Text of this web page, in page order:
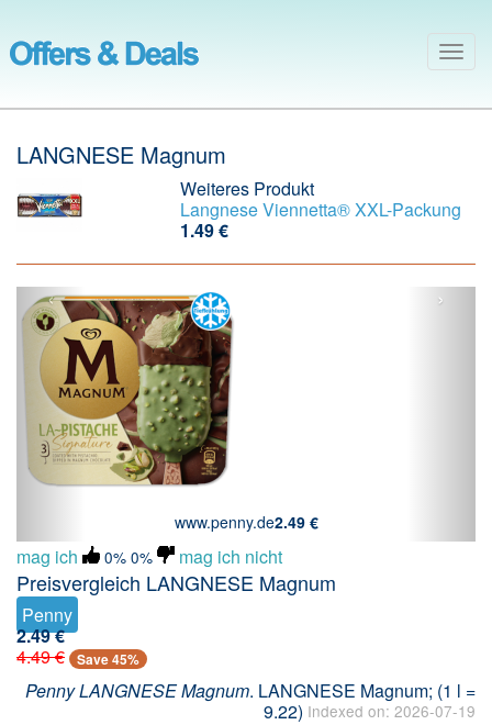
LANGNESE Magnum
Weiteres Produkt
Langnese Viennetta® XXL-Packung
1.49 €
www.penny.de2.49 €
‹ ›
mag ich 0% 0% mag ich nicht
Preisvergleich LANGNESE Magnum
Penny
2.49 €
4.49 €
Save 45%
Penny LANGNESE Magnum. LANGNESE Magnum; (1 l =
9.22) Indexed on: 2026-07-19